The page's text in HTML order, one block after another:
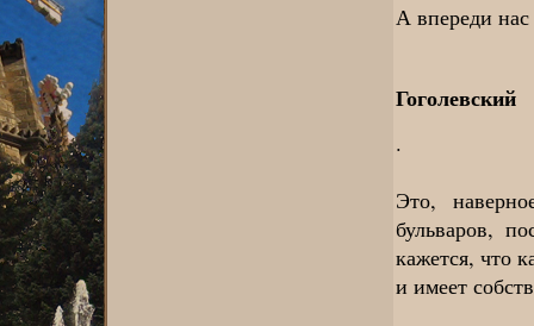
А впереди
Гоголевский
.
Это,
бульваров,
кажется, что
и имеет